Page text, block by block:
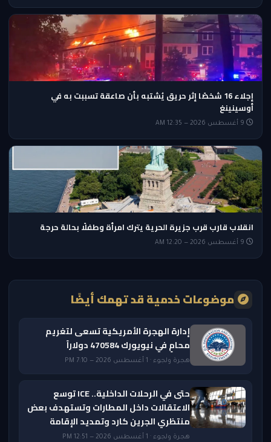
إجلاء 16 شخصًا إثر حريق يُشتبه بأن صاعقة تسببت به في
أوسينينغ
انقلاب قارب قرب جزيرة الحرية يترك امرأة وطفلًا بحالة حرجة
موضوعات خدمية قد تهمك أيضًا
إدارة الهجرة الأمريكية تسعى لتغريم
محامٍ في نيويورك 470584 دولاراً
هجرة ولجوء · 1 أغسطس 2026 — 7:10 PM
حتى في الرحلات الداخلية.. ICE توسع
الاعتقالات داخل المطارات وتستهدف بعض
منتظري الجرين كارد وتمديد الإقامة
هجرة ولجوء · 1 أغسطس 2026 — 12:51 PM